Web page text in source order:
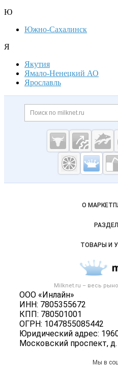
Ю
Южно-Сахалинск
Я
Якутия
Ямало-Ненецкий АО
Ярославль
Дополнительная
Cсылки на
Milknet.ru
Важные разделы и
Milknet.ru – весь
ООО «Инлайн»
ИНН: 7805355672
КПП: 780501001
ОГРН: 1047855085442
Юридический адрес:
Московский проспект,
Навигация по сайту
О
Новости
Контактная
Политика обработки
Новости
ТОВАРЫ И
Молочная
Карта
Мы в